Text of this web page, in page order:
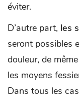
éviter.
D’autre part, les
seront possibles
douleur, de
les moyens
Dans tous les